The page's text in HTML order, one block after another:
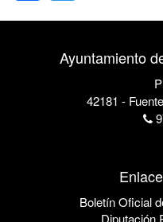
Ayuntamiento
42181 -
Boletín Oficial
Diputación